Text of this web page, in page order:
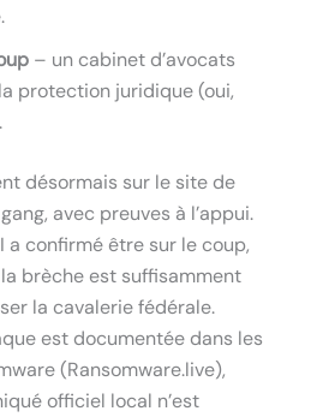
– un cabinet d’avocats
protection juridique (oui,
désormais sur le site de
avec preuves à l’appui.
a confirmé être sur le coup,
brèche est suffisamment
la cavalerie fédérale.
est documentée dans les
(Ransomware.live),
officiel local n’est